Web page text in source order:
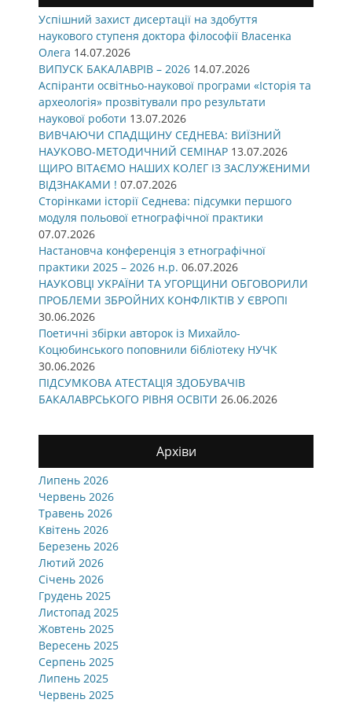
Успішний захист дисертації на здобуття
наукового ступеня доктора філософії Власенка
Олега 14.07.2026
ВИПУСК БАКАЛАВРІВ – 2026 14.07.2026
Аспіранти освітньо-наукової програми «Історія та
археологія» прозвітували про результати
наукової роботи 13.07.2026
ВИВЧАЮЧИ СПАДЩИНУ СЕДНЕВА: ВИЇЗНИЙ
НАУКОВО-МЕТОДИЧНИЙ СЕМІНАР 13.07.2026
ЩИРО ВІТАЄМО НАШИХ КОЛЕГ ІЗ ЗАСЛУЖЕНИМИ
ВІДЗНАКАМИ ! 07.07.2026
Сторінками історії Седнева: підсумки першого
модуля польової етнографічної практики
07.07.2026
Настановча конференція з етнографічної
практики 2025 – 2026 н.р. 06.07.2026
НАУКОВЦІ УКРАЇНИ ТА УГОРЩИНИ ОБГОВОРИЛИ
ПРОБЛЕМИ ЗБРОЙНИХ КОНФЛІКТІВ У ЄВРОПІ
30.06.2026
Поетичні збірки авторок із Михайло-
Коцюбинського поповнили бібліотеку НУЧК
30.06.2026
ПІДСУМКОВА АТЕСТАЦІЯ ЗДОБУВАЧІВ
БАКАЛАВРСЬКОГО РІВНЯ ОСВІТИ 26.06.2026
Архіви
Липень 2026
Червень 2026
Травень 2026
Квітень 2026
Березень 2026
Лютий 2026
Січень 2026
Грудень 2025
Листопад 2025
Жовтень 2025
Вересень 2025
Серпень 2025
Липень 2025
Червень 2025